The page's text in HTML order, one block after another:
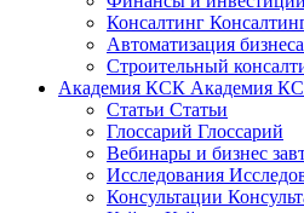
Консалтинг
Автоматизация бизнеса
Строительный
Академия КСК Академия
Статьи Статьи
Глоссарий Глоссарий
Вебинары и бизнес
Исследования
Консультации